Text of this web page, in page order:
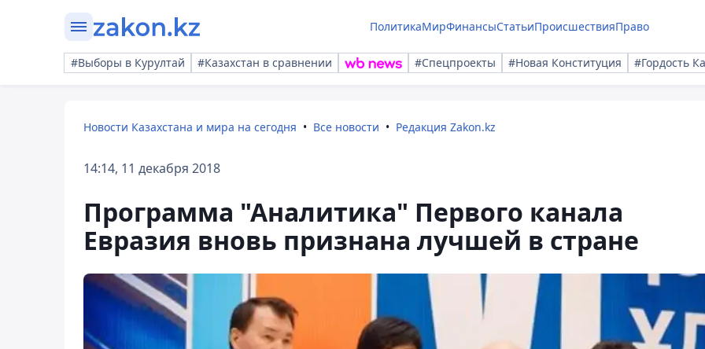
ПолитикаМирФинансыСтатьиПроисшествияПраво
#Выборы в Курултай #Казахстан в сравнении #Спецпроекты #Новая Конституция #Гордость
Новости Казахстана и мира на сегодня Все новости Редакция Zakon.kz
14:14, 11 декабря 2018
Программа "Аналитика" Первого канала
Евразия вновь признана лучшей в стране